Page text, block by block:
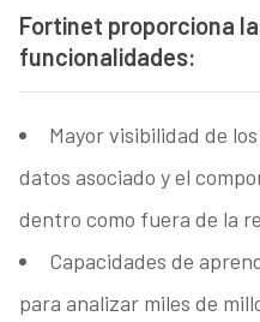
Fortinet proporciona
funcionalidades:
Mayor visibilidad de
datos asociado y el
dentro como fuera de la
Capacidades de
para analizar miles de